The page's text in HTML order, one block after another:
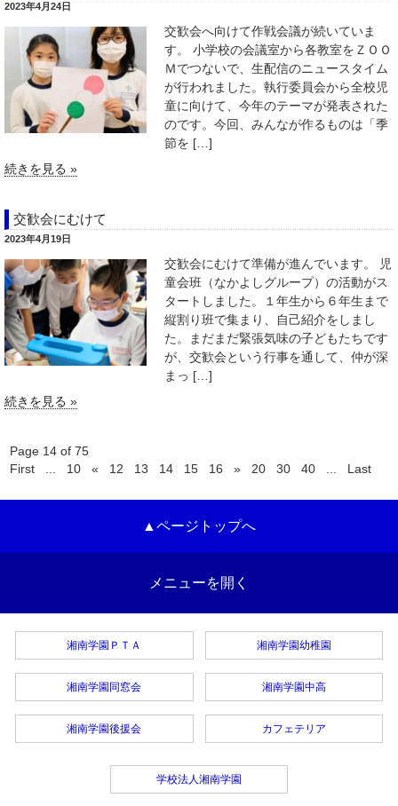
2023年4月24日
交歓会へ向けて作戦会議が続いていま
す。 小学校の会議室から各教室をＺＯＯ
Ｍでつないで、生配信のニュースタイム
が行われました。執行委員会から全校児
童に向けて、今年のテーマが発表された
のです。今回、みんなが作るものは「季
節を […]
続きを見る »
交歓会にむけて
2023年4月19日
交歓会にむけて準備が進んでいます。 児
童会班（なかよしグループ）の活動がス
タートしました。１年生から６年生まで
縦割り班で集まり、自己紹介をしまし
た。まだまだ緊張気味の子どもたちです
が、交歓会という行事を通して、仲が深
まっ […]
続きを見る »
Page 14 of 75
First
10 « 12 13 14 15 16 » 20 30 40 Last
▲ページトップへ
メニューを開く
湘南学園ＰＴＡ
湘南学園同窓会
湘南学園後援会
湘南学園幼稚園
湘南学園中高
カフェテリア
学校法人湘南学園